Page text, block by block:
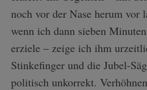
noch vor der Nase herum
wenn ich dann sieben
erziele – zeige ich ihm
Stinkefinger und die Jubel-
politisch unkorrekt.